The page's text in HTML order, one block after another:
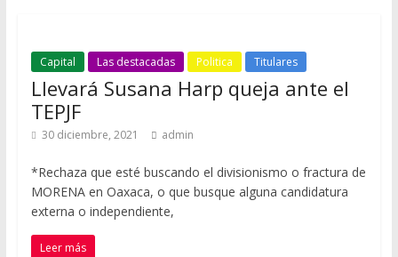
Capital Las destacadas Politica Titulares
Llevará Susana Harp queja ante el
TEPJF
30 diciembre, 2021 admin
*Rechaza que esté buscando el divisionismo o fractura de
MORENA en Oaxaca, o que busque alguna candidatura
externa o independiente,
Leer más